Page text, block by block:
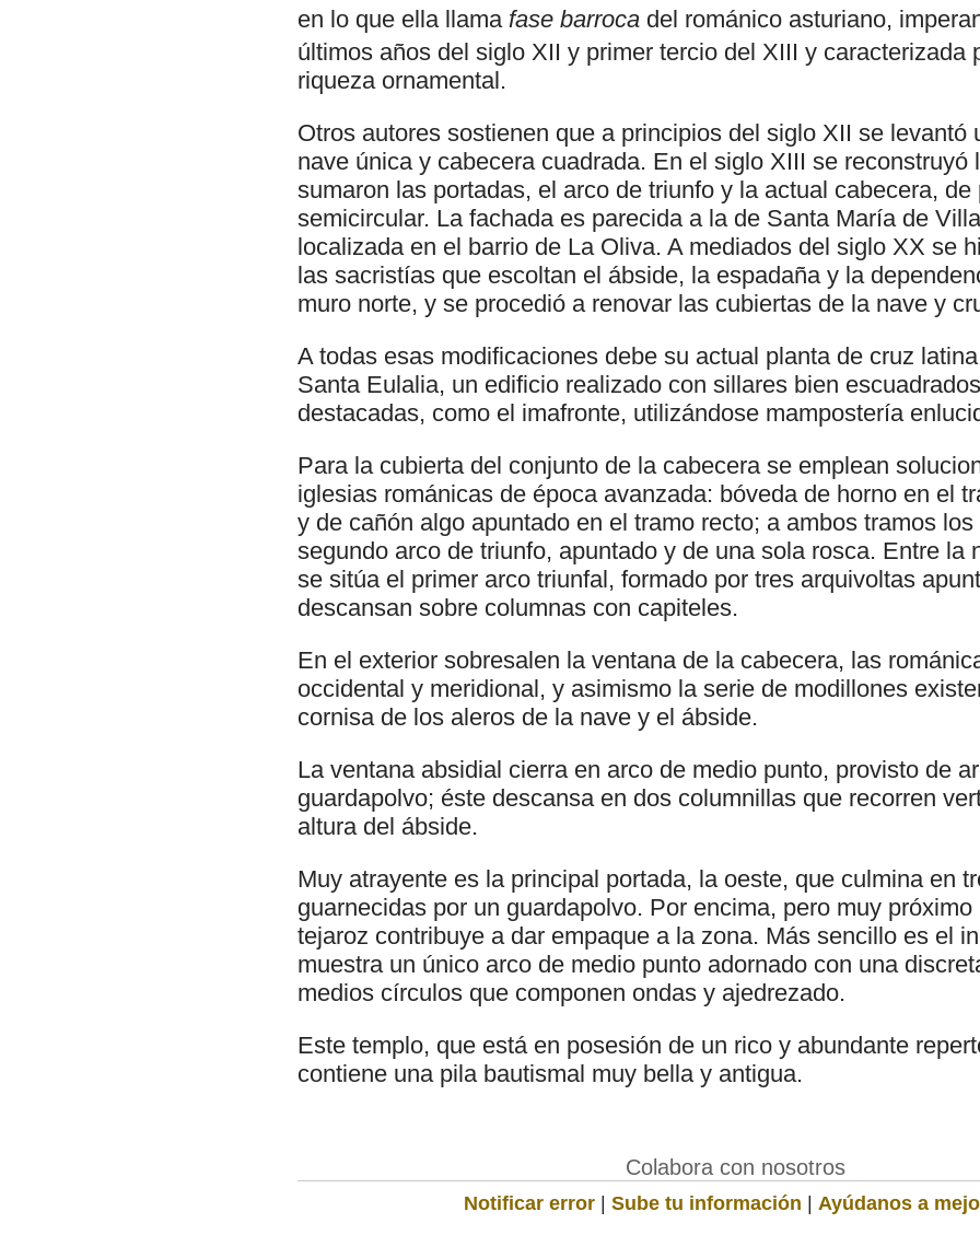
en lo que ella llama fase barroca del románico asturiano,
últimos años del siglo XII y primer tercio del XIII y caracterizada
riqueza ornamental.
Otros autores sostienen que a principios del siglo XII se levantó
nave única y cabecera cuadrada. En el siglo XIII se reconstruyó
sumaron las portadas, el arco de triunfo y la actual cabecera, de
semicircular. La fachada es parecida a la de Santa María de
localizada en el barrio de La Oliva. A mediados del siglo XX se
las sacristías que escoltan el ábside, la espadaña y la
muro norte, y se procedió a renovar las cubiertas de la nave y
A todas esas modificaciones debe su actual planta de cruz
Santa Eulalia, un edificio realizado con sillares bien
destacadas, como el imafronte, utilizándose mampostería
Para la cubierta del conjunto de la cabecera se emplean
iglesias románicas de época avanzada: bóveda de horno en el
y de cañón algo apuntado en el tramo recto; a ambos tramos
segundo arco de triunfo, apuntado y de una sola rosca. Entre la
se sitúa el primer arco triunfal, formado por tres arquivoltas
descansan sobre columnas con capiteles.
En el exterior sobresalen la ventana de la cabecera, las
occidental y meridional, y asimismo la serie de modillones
cornisa de los aleros de la nave y el ábside.
La ventana absidial cierra en arco de medio punto, provisto de
guardapolvo; éste descansa en dos columnillas que recorren
altura del ábside.
Muy atrayente es la principal portada, la oeste, que culmina en
guarnecidas por un guardapolvo. Por encima, pero muy
tejaroz contribuye a dar empaque a la zona. Más sencillo es el
muestra un único arco de medio punto adornado con una
medios círculos que componen ondas y ajedrezado.
Este templo, que está en posesión de un rico y abundante
contiene una pila bautismal muy bella y antigua.
Colabora con nosotros
Notificar error | Sube tu información | Ayúdanos a